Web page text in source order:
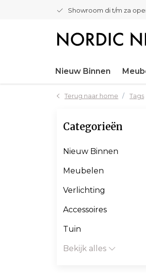
Showroom di t/m za
Nieuw Binnen
Terug naar home Tags
Categorieën
Nieuw Binnen
Meubelen
Verlichting
Accessoires
Tuin
Bekijk alles